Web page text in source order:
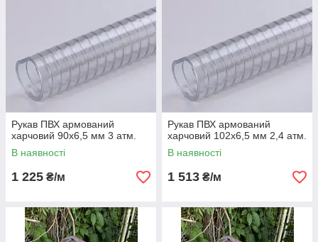
Рукав ПВХ армований
харчовий 90х6,5 мм 3 атм.
В наявності
1 225 ₴/м
Рукав ПВХ армований
харчовий 102х6,5 мм 2,4 атм.
В наявності
1 513 ₴/м